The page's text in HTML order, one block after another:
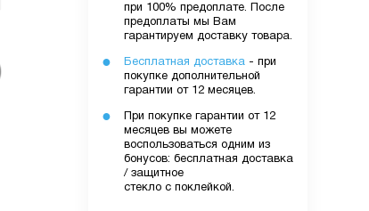
при 100% предоплате. После
предоплаты мы Вам
гарантируем доставку товара.
Бесплатная доставка - при
покупке дополнительной
гарантии от 12 месяцев.
При покупке гарантии от 12
месяцев вы можете
воспользоваться одним из
бонусов: бесплатная доставка
/ защитное
стекло с поклейкой.